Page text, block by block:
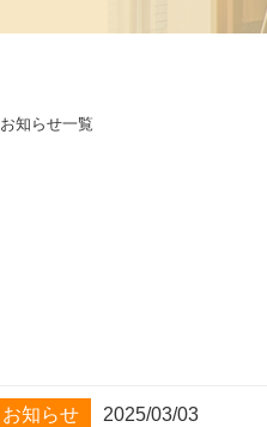
お知らせ一覧
お知らせ 2025/03/03